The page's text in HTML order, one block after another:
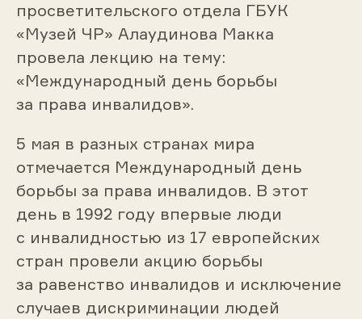
просветительского отдела ГБУК
«Музей ЧР» Алаудинова Макка
провела лекцию на тему:
«Международный день борьбы
за права инвалидов».
5 мая в разных странах мира
отмечается Международный день
борьбы за права инвалидов. В этот
день в 1992 году впервые люди
с инвалидностью из 17 европейских
стран провели акцию борьбы
за равенство инвалидов и исключение
случаев дискриминации людей